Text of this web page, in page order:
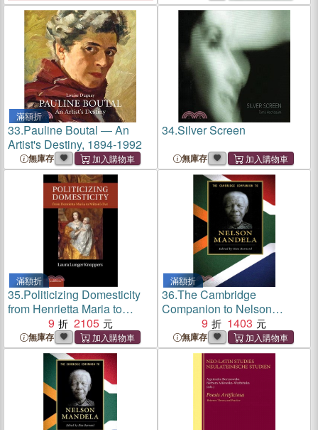
滿額折
33.Pauline Boutal ― An
Artist's Destiny, 1894-1992
無庫存
34.Silver Screen
無庫存
滿額折
35.Politicizing Domesticity
from Henrietta Maria to
Milton's Eve
9 2105
無庫存
滿額折
36.The Cambridge
Companion to Nelson
Mandela9 1403
無庫存